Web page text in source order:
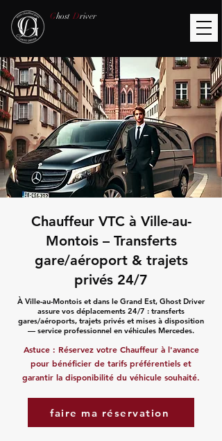
Ghost Driver
Chauffeur VTC à Ville-au-
Montois – Transferts
gare/aéroport & trajets
privés 24/7
À Ville-au-Montois et dans le Grand Est, Ghost Driver
assure vos déplacements 24/7 : transferts
gares/aéroports, trajets privés et mises à disposition
— service professionnel en véhicules Mercedes.
Astuce : Réservez votre Chauffeur à l'avance
pour bénéficier de tarifs préférentiels et
garantir la disponibilité du véhicule souhaité.
faire ma réservation